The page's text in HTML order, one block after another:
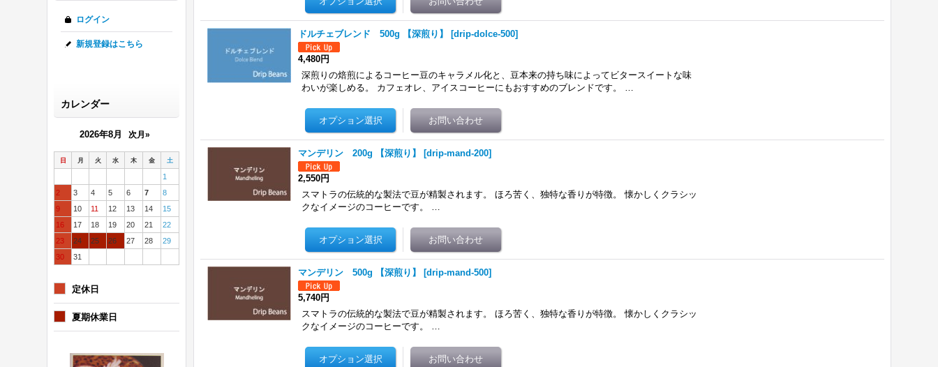
ログイン
新規登録はこちら
カレンダー
2026年8月 次月»
日 月 火 水 木 金 土
1
2
3 4 5 6 7
8
9
10 11 12 13 14
15
16
17 18 19 20 21
22
23
24 25 26 27 28
29
30
31
定休日
夏期休業日
ドルチェブレンド 500g 【深煎り】 [drip-dolce-500]
4,480円
深煎りの焙煎によるコーヒー豆のキャラメル化と、豆本来の持ち味によってビタースイートな味
わいが楽しめる。 カフェオレ、アイスコーヒーにもおすすめのブレンドです。 …
マンデリン 200g 【深煎り】 [drip-mand-200]
2,550円
スマトラの伝統的な製法で豆が精製されます。 ほろ苦く、独特な香りが特徴。 懐かしくクラシッ
クなイメージのコーヒーです。 …
マンデリン 500g 【深煎り】 [drip-mand-500]
5,740円
スマトラの伝統的な製法で豆が精製されます。 ほろ苦く、独特な香りが特徴。 懐かしくクラシッ
クなイメージのコーヒーです。 …